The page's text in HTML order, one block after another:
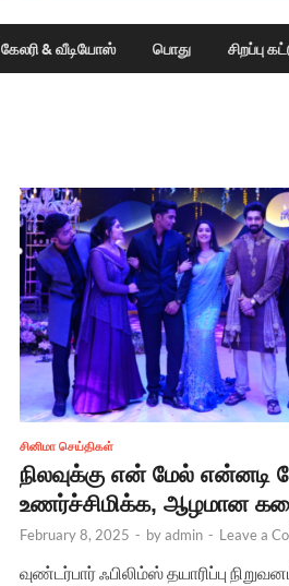
கேலரி & வீடியோஸ் பொது சிறப்பு
சினிமா செய்திகள்
நிலவுக்கு என் மேல் என்னடி
உணர்ச்சிமிக்க, ஆழமான
February 8, 2025 - byadmin - Leave a
வுண்டர்பார் ஃபிலிம்ஸ் தயாரிப்பு